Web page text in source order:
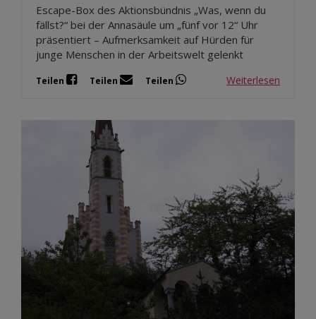
Escape-Box des Aktionsbündnis „Was, wenn du
fällst?“ bei der Annasäule um „fünf vor 12“ Uhr
präsentiert – Aufmerksamkeit auf Hürden für
junge Menschen in der Arbeitswelt gelenkt
Teilen Teilen Teilen Weiterlesen